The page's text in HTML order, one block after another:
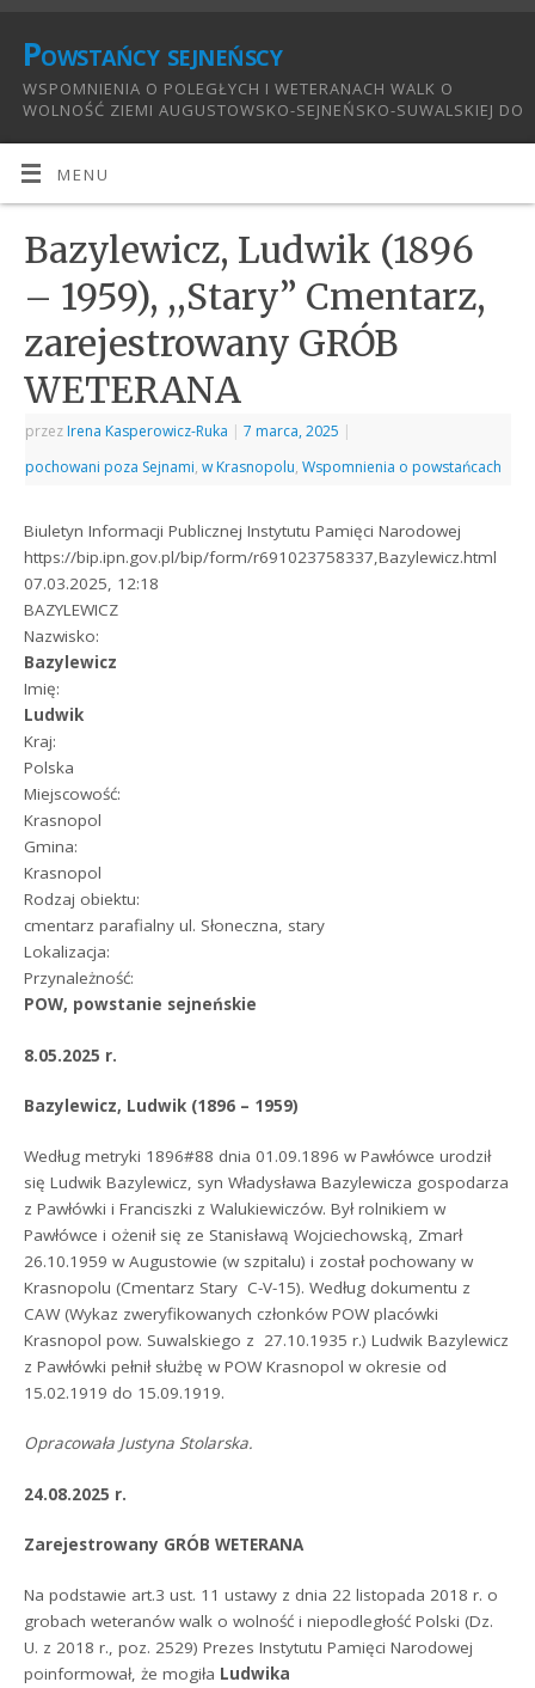
Powstańcy sejneńscy
WSPOMNIENIA O POLEGŁYCH I WETERANACH WALK O
WOLNOŚĆ ZIEMI AUGUSTOWSKO-SEJNEŃSKO-SUWALSKIEJ DO
MENU
Bazylewicz, Ludwik (1896
– 1959), ,,Stary” Cmentarz,
zarejestrowany GRÓB
WETERANA
przez Irena Kasperowicz-Ruka | 7 marca, 2025 |
pochowani poza Sejnami,w Krasnopolu,Wspomnienia o powstańcach
Biuletyn Informacji Publicznej Instytutu Pamięci Narodowej
https://bip.ipn.gov.pl/bip/form/r691023758337,Bazylewicz.html
07.03.2025, 12:18
BAZYLEWICZ
Nazwisko:
Bazylewicz
Imię:
Ludwik
Kraj:
Polska
Miejscowość:
Krasnopol
Gmina:
Krasnopol
Rodzaj obiektu:
cmentarz parafialny ul. Słoneczna, stary
Lokalizacja:
Przynależność:
POW, powstanie sejneńskie
8.05.2025 r.
Bazylewicz, Ludwik (1896 – 1959)
Według metryki 1896#88 dnia 01.09.1896 w Pawłówce urodził
się Ludwik Bazylewicz, syn Władysława Bazylewicza gospodarza
z Pawłówki i Franciszki z Walukiewiczów. Był rolnikiem w
Pawłówce i ożenił się ze Stanisławą Wojciechowską, Zmarł
26.10.1959 w Augustowie (w szpitalu) i został pochowany w
Krasnopolu (Cmentarz Stary C-V-15). Według dokumentu z
CAW (Wykaz zweryfikowanych członków POW placówki
Krasnopol pow. Suwalskiego z 27.10.1935 r.) Ludwik Bazylewicz
z Pawłówki pełnił służbę w POW Krasnopol w okresie od
15.02.1919 do 15.09.1919.
Opracowała Justyna Stolarska.
24.08.2025 r.
Zarejestrowany GRÓB WETERANA
Na podstawie art.3 ust. 11 ustawy z dnia 22 listopada 2018 r. o
grobach weteranów walk o wolność i niepodległość Polski (Dz.
U. z 2018 r., poz. 2529) Prezes Instytutu Pamięci Narodowej
poinformował, że mogiła Ludwika